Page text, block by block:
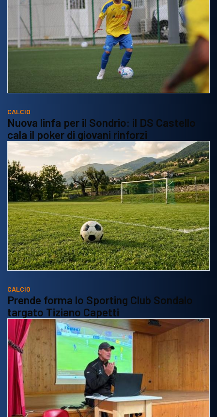
CALCIO
Nuova linfa per il Sondrio: il DS Castello
cala il poker di giovani rinforzi
CALCIO
Prende forma lo Sporting Club Sondalo
targato Tiziano Capetti